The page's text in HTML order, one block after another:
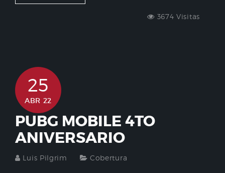
3674 Visitas
25
ABR 22
PUBG MOBILE 4TO
ANIVERSARIO
Luis Pilgrim Cobertura